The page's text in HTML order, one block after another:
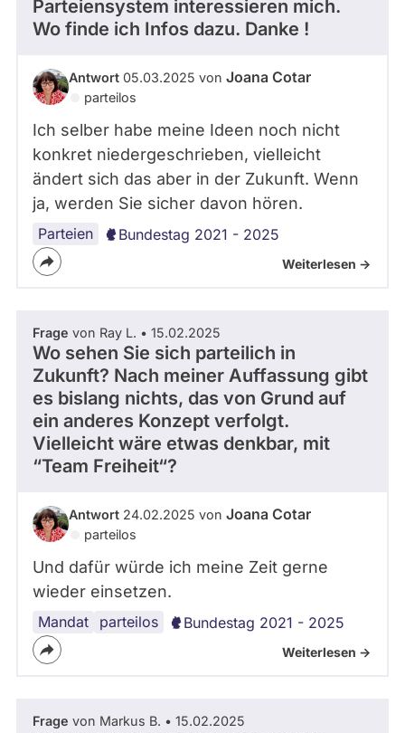
Parteiensystem interessieren mich.
Wo finde ich Infos dazu. Danke !
Antwort 05.03.2025 von Joana Cotar
parteilos
Ich selber habe meine Ideen noch nicht
konkret niedergeschrieben, vielleicht
ändert sich das aber in der Zukunft. Wenn
ja, werden Sie sicher davon hören.
Parteien Bundestag 2021 - 2025
Weiterlesen ->
Frage von Ray L. • 15.02.2025
Wo sehen Sie sich parteilich in
Zukunft? Nach meiner Auffassung gibt
es bislang nichts, das von Grund auf
ein anderes Konzept verfolgt.
Vielleicht wäre etwas denkbar, mit
“Team Freiheit“?
Antwort 24.02.2025 von Joana Cotar
parteilos
Und dafür würde ich meine Zeit gerne
wieder einsetzen.
Mandat parteilos Bundestag 2021 - 2025
Weiterlesen ->
Frage von Markus B. • 15.02.2025